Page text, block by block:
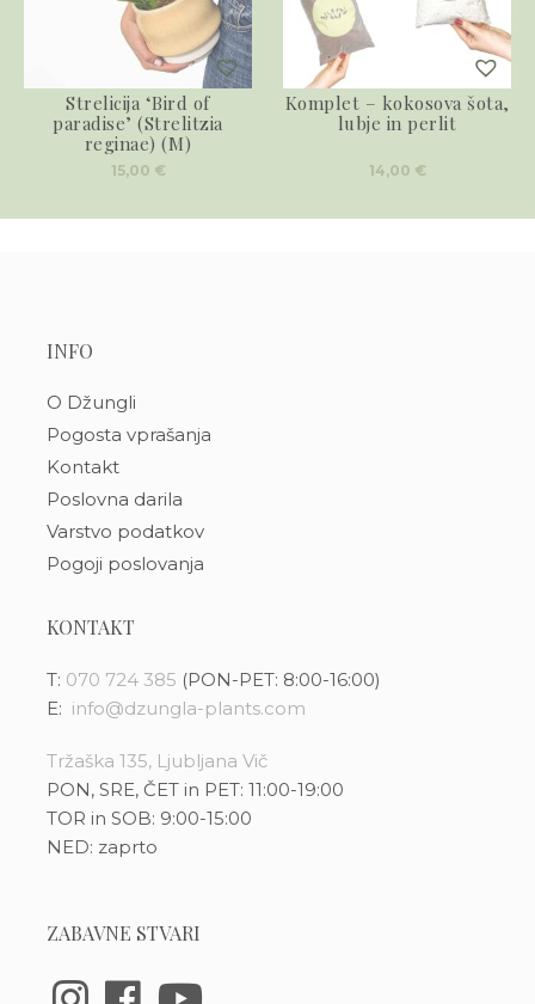
Strelicija ‘Bird of
paradise’ (Strelitzia
reginae) (M)
15,00 €
Komplet – kokosova šota,
lubje in perlit
14,00 €
INFO
O Džungli
Pogosta vprašanja
Kontakt
Poslovna darila
Varstvo podatkov
Pogoji poslovanja
KONTAKT
T: 070 724 385 (PON-PET: 8:00-16:00)
E: info@dzungla-plants.com
Tržaška 135, Ljubljana Vič
PON, SRE, ČET in PET: 11:00-19:00
TOR in SOB: 9:00-15:00
NED: zaprto
ZABAVNE STVARI